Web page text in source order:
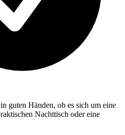
guten Händen, ob es sich um eine
Nachttisch oder eine